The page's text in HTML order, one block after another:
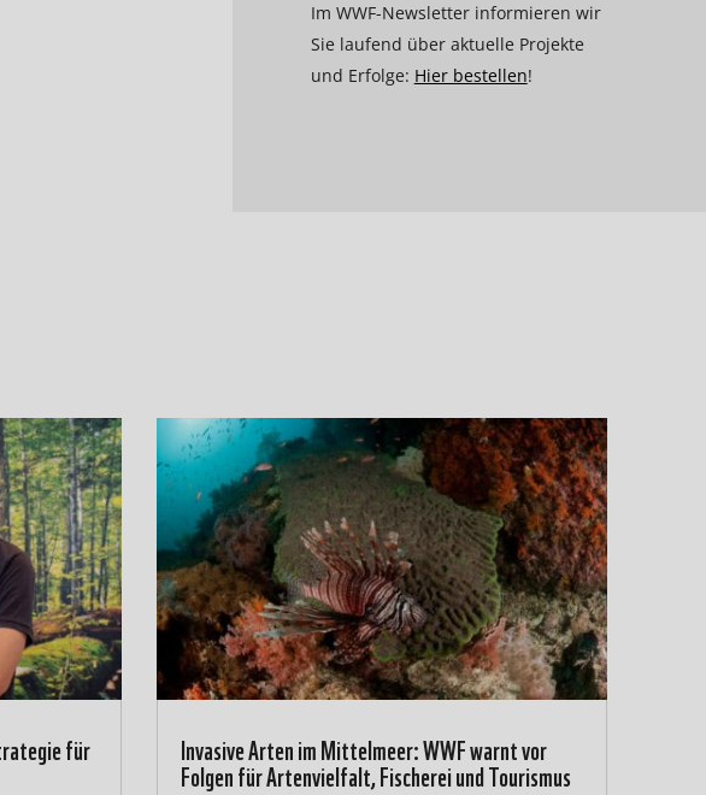
Im WWF-Newsletter informieren wir
Sie laufend über aktuelle Projekte
und Erfolge: Hier bestellen!
für Invasive Arten im Mittelmeer: WWF warnt vor
Folgen für Artenvielfalt, Fischerei und Tourismus